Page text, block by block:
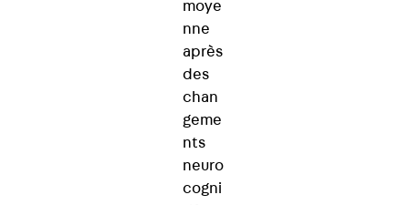
moye
nne
après
des
chan
geme
nts
neuro
cogni